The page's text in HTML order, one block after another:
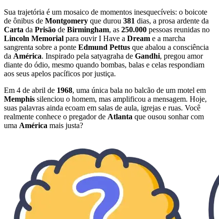
Sua trajetória é um mosaico de momentos inesquecíveis: o boicote
de ônibus de Montgomery que durou 381 dias, a prosa ardente da
Carta da Prisão de Birmingham, as 250.000 pessoas reunidas no
Lincoln Memorial para ouvir I Have a Dream e a marcha
sangrenta sobre a ponte Edmund Pettus que abalou a consciência
da América. Inspirado pela satyagraha de Gandhi, pregou amor
diante do ódio, mesmo quando bombas, balas e celas respondiam
aos seus apelos pacíficos por justiça.
Em 4 de abril de 1968, uma única bala no balcão de um motel em
Memphis silenciou o homem, mas amplificou a mensagem. Hoje,
suas palavras ainda ecoam em salas de aula, igrejas e ruas. Você
realmente conhece o pregador de Atlanta que ousou sonhar com
uma América mais justa?